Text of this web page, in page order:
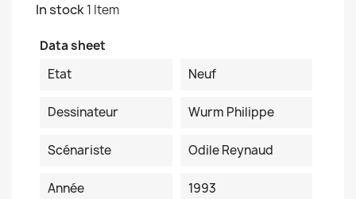
In stock1 Item
Data sheet
Etat
Neuf
Dessinateur Wurm Philippe
Scénariste Odile Reynaud
Année 1993